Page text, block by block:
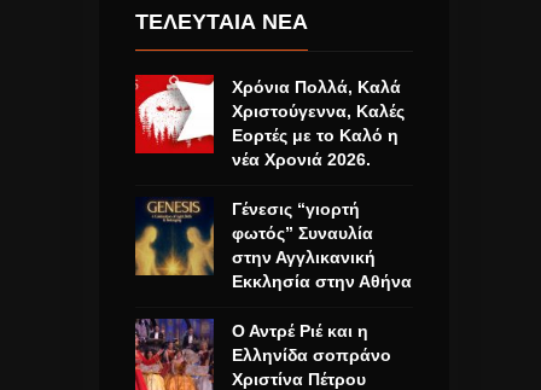
ΤΕΛΕΥΤΑΙΑ ΝΕΑ
Χρόνια Πολλά, Καλά
Χριστούγεννα, Καλές
Εορτές με το Καλό η
νέα Χρονιά 2026.
Γένεσις “γιορτή
φωτός” Συναυλία
στην Αγγλικανική
Εκκλησία στην Αθήνα
Ο Αντρέ Ριέ και η
Ελληνίδα σοπράνο
Χριστίνα Πέτρου